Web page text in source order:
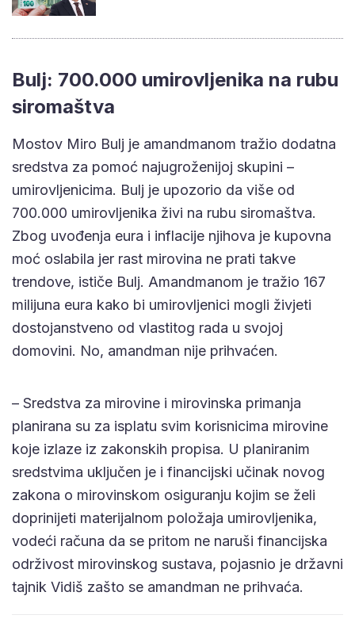
Bulj: 700.000 umirovljenika na rubu
siromaštva
Mostov Miro Bulj je amandmanom tražio dodatna
sredstva za pomoć najugroženijoj skupini –
umirovljenicima. Bulj je upozorio da više od
700.000 umirovljenika živi na rubu siromaštva.
Zbog uvođenja eura i inflacije njihova je kupovna
moć oslabila jer rast mirovina ne prati takve
trendove, ističe Bulj. Amandmanom je tražio 167
milijuna eura kako bi umirovljenici mogli živjeti
dostojanstveno od vlastitog rada u svojoj
domovini. No, amandman nije prihvaćen.
– Sredstva za mirovine i mirovinska primanja
planirana su za isplatu svim korisnicima mirovine
koje izlaze iz zakonskih propisa. U planiranim
sredstvima uključen je i financijski učinak novog
zakona o mirovinskom osiguranju kojim se želi
doprinijeti materijalnom položaja umirovljenika,
vodeći računa da se pritom ne naruši financijska
održivost mirovinskog sustava, pojasnio je državni
tajnik Vidiš zašto se amandman ne prihvaća.